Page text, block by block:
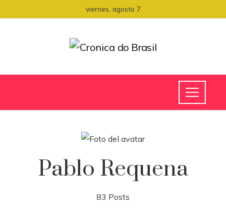
viernes, agosto 7
Pablo Requena
83 Posts